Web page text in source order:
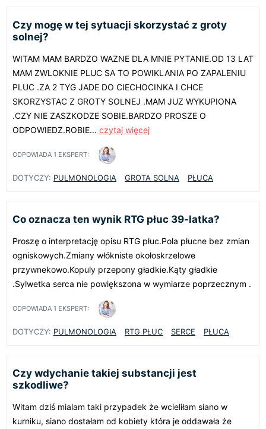
Czy mogę w tej sytuacji skorzystać z groty
solnej?
WITAM MAM BARDZO WAZNE DLA MNIE PYTANIE.OD 13 LAT
MAM ZWLOKNIE PLUC SA TO POWIKLANIA PO ZAPALENIU
PLUC .ZA 2 TYG JADE DO CIECHOCINKA I CHCE
SKORZYSTAC Z GROTY SOLNEJ .MAM JUZ WYKUPIONA
.CZY NIE ZASZKODZE SOBIE.BARDZO PROSZE O
ODPOWIEDZ.ROBIE... czytaj więcej
ODPOWIADA 1 EKSPERT:
DOTYCZY: PULMONOLOGIA GROTA SOLNA PŁUCA
Co oznacza ten wynik RTG płuc 39-latka?
Proszę o interpretację opisu RTG płuc.Pola płucne bez zmian
ogniskowych.Zmiany włókniste okołoskrzelowe
przywnekowo.Kopuly przepony gładkie.Kąty gładkie
.Sylwetka serca nie powiększona w wymiarze poprzecznym .
ODPOWIADA 1 EKSPERT:
DOTYCZY: PULMONOLOGIA RTG PŁUC SERCE PŁUCA
Czy wdychanie takiej substancji jest
szkodliwe?
Witam dziś mialam taki przypadek że wcieliłam siano w
kurniku, siano dostałam od kobiety która je oddawała że